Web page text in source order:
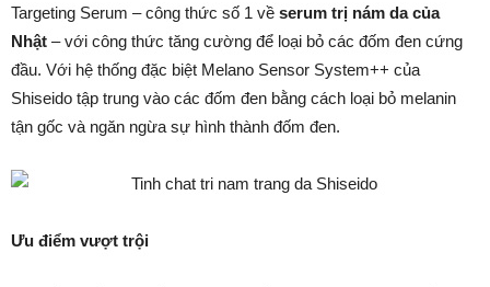
Targeting Serum – công thức số 1 về serum trị nám da của
Nhật – với công thức tăng cường để loại bỏ các đốm đen cứng
đầu. Với hệ thống đặc biệt Melano Sensor System++ của
Shiseido tập trung vào các đốm đen bằng cách loại bỏ melanin
tận gốc và ngăn ngừa sự hình thành đốm đen.
Ưu điểm vượt trội